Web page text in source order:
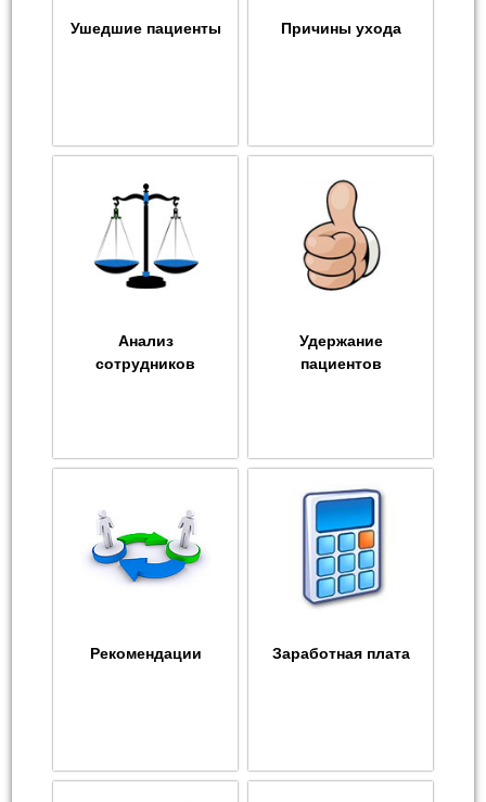
Ушедшие пациенты Причины ухода
Анализ
сотрудников
Удержание
пациентов
Рекомендации Заработная плата